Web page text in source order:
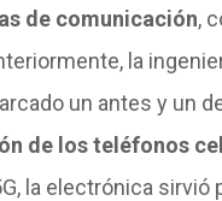
de comunicación,
la
un antes y un
de los teléfonos
la electrónica sirvió